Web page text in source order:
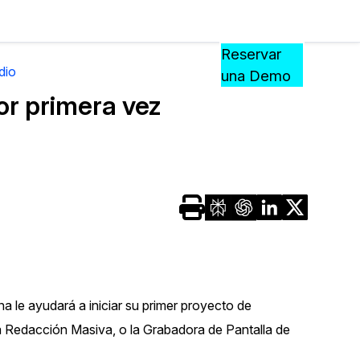
PreciosRecursos
APRENDA,
CONECTE
Explore preguntas frecuentes
CaseGuard
algoritmo mejorado
Eventos
Reservar
una Demo
primera vez
le ayudará a iniciar su primer proyecto de
Masiva, o la Grabadora de Pantalla de